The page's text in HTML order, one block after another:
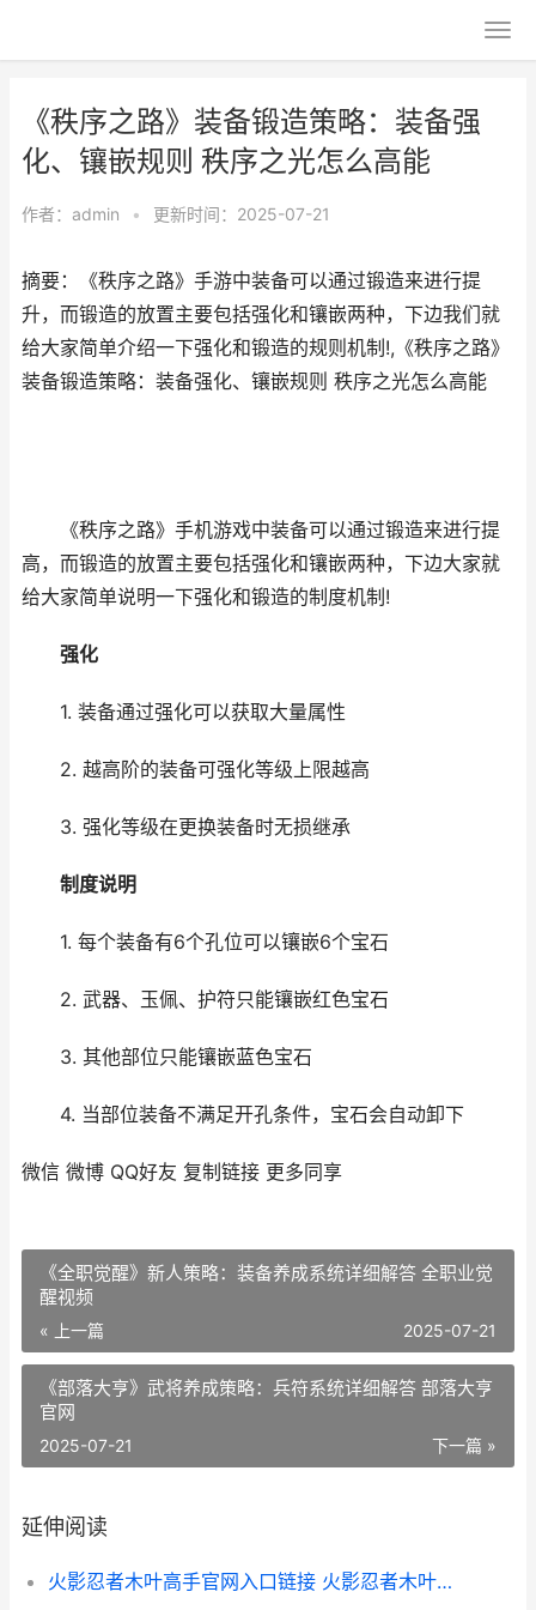
《秩序之路》装备锻造策略：装备强
化、镶嵌规则 秩序之光怎么高能
作者： admin • 更新时间：2025-07-21
摘要：《秩序之路》手游中装备可以通过锻造来进行提
升，而锻造的放置主要包括强化和镶嵌两种，下边我们就
给大家简单介绍一下强化和锻造的规则机制!,《秩序之路》
装备锻造策略：装备强化、镶嵌规则 秩序之光怎么高能
《秩序之路》手机游戏中装备可以通过锻造来进行提
高，而锻造的放置主要包括强化和镶嵌两种，下边大家就
给大家简单说明一下强化和锻造的制度机制!
强化
1. 装备通过强化可以获取大量属性
2. 越高阶的装备可强化等级上限越高
3. 强化等级在更换装备时无损继承
制度说明
1. 每个装备有6个孔位可以镶嵌6个宝石
2. 武器、玉佩、护符只能镶嵌红色宝石
3. 其他部位只能镶嵌蓝色宝石
4. 当部位装备不满足开孔条件，宝石会自动卸下
微信 微博 QQ好友 复制链接 更多同享
《全职觉醒》新人策略：装备养成系统详细解答 全职业觉
醒视频
« 上一篇 2025-07-21
《部落大亨》武将养成策略：兵符系统详细解答 部落大亨
官网
下一篇 »
2025-07-21
延伸阅读
火影忍者木叶高手官网入口链接 火影忍者木叶高手怎么样